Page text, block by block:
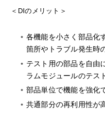
＜DIのメリット＞
各機能を小さく部品化
箇所やトラブル発生時
テスト用の部品を自由
ラムモジュールのテス
部品単位で機能を強化
共通部分の再利用性が